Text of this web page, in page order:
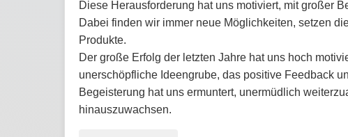
Diese Herausforderung hat uns motiviert, mit großer
Dabei finden wir immer neue Möglichkeiten, setzen
Produkte.
Der große Erfolg der letzten Jahre hat uns hoch
unerschöpfliche Ideengrube, das positive Feedback
Begeisterung hat uns ermuntert, unermüdlich
hinauszuwachsen.